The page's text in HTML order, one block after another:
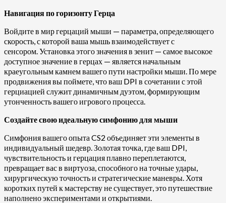
Навигация по горизонту Герца
Войдите в мир герцаций мыши — параметра, определяющего
скорость, с которой ваша мышь взаимодействует с
сенсором. Установка этого значения в зенит — самое высокое
доступное значение в герцах — является начальным
краеугольным камнем вашего пути настройки мыши. По мере
продвижения вы поймете, что ваш DPI в сочетании с этой
герциацией служит динамичным дуэтом, формирующим
утонченность вашего игрового процесса.
Создайте свою идеальную симфонию для мыши
Симфония вашего опыта CS2 объединяет эти элементы в
индивидуальный шедевр. Золотая точка, где ваш DPI,
чувствительность и герцация плавно переплетаются,
превращает вас в виртуоза, способного на точные удары,
хирургическую точность и стратегические маневры. Хотя
коротких путей к мастерству не существует, это путешествие
наполнено экспериментами и открытиями.